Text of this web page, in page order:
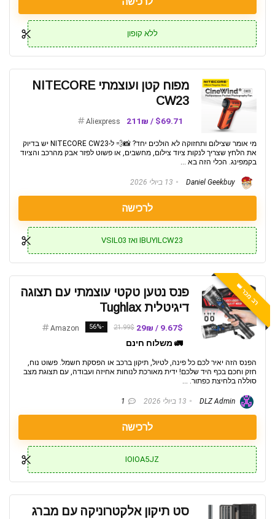
ללא קופון
מפוח קטן ועוצמתי NITECORE
CW23
$69.71 / 211₪
Aliexpress
מי אומר שצילום ותחזוקה לא הולכים יחד? 📸💨 ל-NITECORE CW23 יש בדיוק
את הלחץ שצריך לנקות ציוד צילום, מחשבים, או פשוט לפזר אבק מהרכב והציוד
בקמפינג. הכלי הזה בא ...
13 ביולי 2026
לרכישה
IBUYILCW23 ואז VSIL03
רב מכר 👑
פנס נטען טקטי עוצמתי עם תצוגה
דיגיטלית Tughlax
9.67$ / 29₪
21.99$
-56%
Amazon
🚛 משלוח חינם
הפנס הזה יאיר לכם כל פינה, לטיול, תיקון ברכב או הפסקת חשמל. פשוט נוח,
חזק וחכם בכף היד שלכם! ידית מאורכת לנוחות אחיזה ועבודה, עם תצוגת מצב
סוללה בלחיצת כפתור. ...
13 ביולי 2026 1
לרכישה
IOIOA5JZ
סט תיקון אלקטרוניקה עם מברג